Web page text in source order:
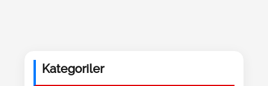
Kategoriler